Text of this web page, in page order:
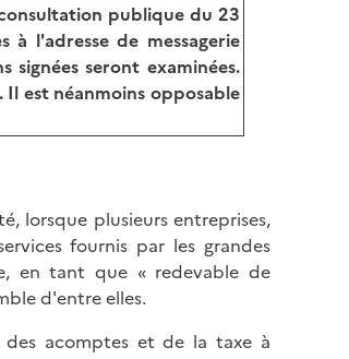
publique du 23
l'adresse de messagerie
signées seront examinées.
est néanmoins opposable
lorsque plusieurs entreprises,
fournis par les grandes
en tant que « redevable de
d'entre elles.
acomptes et de la taxe à